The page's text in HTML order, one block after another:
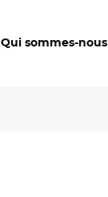
Qui sommes-nous